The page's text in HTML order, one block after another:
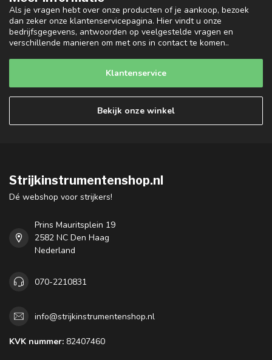
Als je vragen hebt over onze producten of je aankoop, bezoek
dan zeker onze klantenservicepagina. Hier vindt u onze
bedrijfsgegevens, antwoorden op veelgestelde vragen en
verschillende manieren om met ons in contact te komen..
Klantenservice
Bekijk onze winkel
Strijkinstrumentenshop.nl
Dé webshop voor strijkers!
Prins Mauritsplein 19
2582 NC Den Haag
Nederland
070-2210831
info@strijkinstrumentenshop.nl
KVK nummer: 82407460